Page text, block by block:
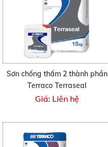
Sơn chống thấm 2 thành phần
Terraco Terraseal
Giá: Liên hệ